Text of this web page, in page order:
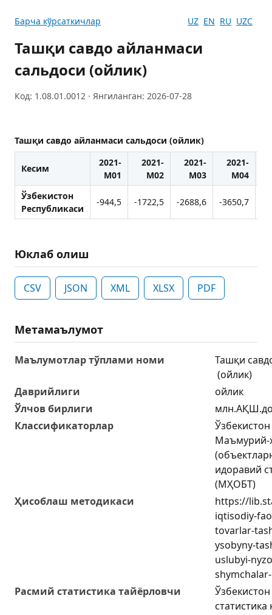
Барча кўрсаткичлар UZ EN RU UZC
Ташқи савдо айланмаси
сальдоси (ойлик)
Код: 1.08.01.0012 · Янгиланган: 2026-07-28
Ташқи савдо айланмаси сальдоси (ойлик)
Кесим
2021-
M01
2021-
M02
2021-
M03
2021-
M04
Ўзбекистон
Республикаси
-944,5 -1722,5 -2688,6 -3650,7
Юклаб олиш
CSV JSON XML XLSX PDF
Метамаълумот
Маълумотлар тўплами номи
Ташқи
(ойлик)
Даврийлиги
ойлик
Ўлчов бирлиги
Классификаторлар
Маъмурий-
идоравий
(МҲОБТ)
Ҳисоблаш методикаси
https://
iqtisodiy-
tovarlar-
ysobyny-
uslubyi-
Расмий статистика тайёрловчи
статистика